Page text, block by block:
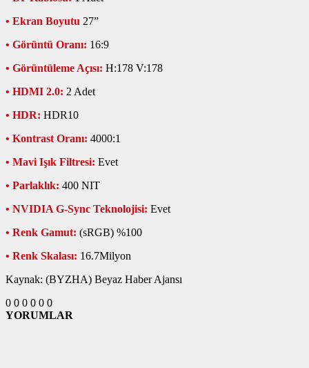
• Ekran Boyutu 27”
• Görüntü Oranı: 16:9
• Görüntüleme Açısı: H:178 V:178
• HDMI 2.0: 2 Adet
• HDR: HDR10
• Kontrast Oranı: 4000:1
• Mavi Işık Filtresi: Evet
• Parlaklık: 400 NIT
• NVIDIA G-Sync Teknolojisi: Evet
• Renk Gamut: (sRGB) %100
• Renk Skalası: 16.7Milyon
Kaynak: (BYZHA) Beyaz Haber Ajansı
0 0 0 0 0 0
YORUMLAR